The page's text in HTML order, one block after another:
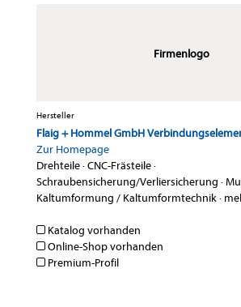
Firmenlogo
Hersteller
Flaig + Hommel GmbH
Zur Homepage
Drehteile·CNC-Frästeile·
Schraubensicherung/Verliersicherung ·
Kaltumformung / Kaltumformtechnik·
Katalog vorhanden
Online-Shop vorhanden
Premium-Profil